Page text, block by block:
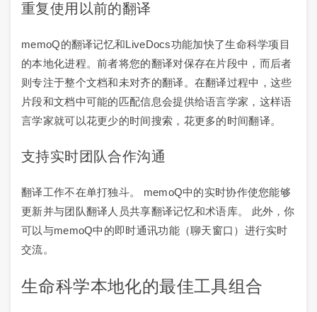
重复使用以前的翻译
memoQ的翻译记忆和LiveDocs功能加快了生命科学项目
的本地化进程。前者将您的翻译对保存在片段中，而后者
则专注于整个文档和未对齐的翻译。在翻译过程中，这些
片段和文档中可能的匹配信息会提供给语言学家，这样语
言学家就可以花更少的时间搜索，花更多的时间翻译。
支持实时团队合作沟通
翻译工作不在单打独斗。 memoQ中的实时协作使您能够
更新并与团队翻译人员共享翻译记忆和术语库。 此外，你
可以与memoQ中的即时通讯功能（聊天窗口）进行实时
交流。
生命科学本地化的最佳工具组合